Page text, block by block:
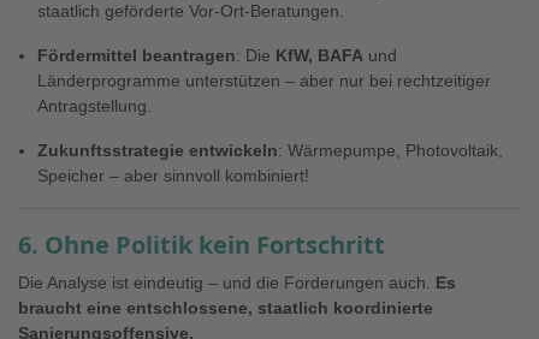
staatlich geförderte Vor-Ort-Beratungen.
Fördermittel beantragen: Die KfW, BAFA und
Länderprogramme unterstützen – aber nur bei rechtzeitiger
Antragstellung.
Zukunftsstrategie entwickeln: Wärmepumpe, Photovoltaik,
Speicher – aber sinnvoll kombiniert!
6. Ohne Politik kein Fortschritt
Die Analyse ist eindeutig – und die Forderungen auch. Es
braucht eine entschlossene, staatlich koordinierte
Sanierungsoffensive.